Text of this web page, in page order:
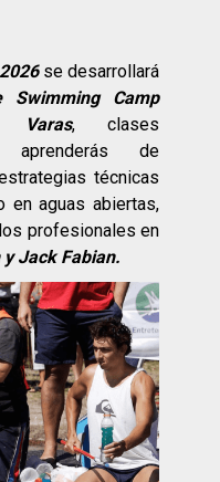
se desarrollará
Swimming Camp
Varas, clases
aprenderás de
técnicas
en aguas abiertas,
profesionales en
y Jack Fabian.